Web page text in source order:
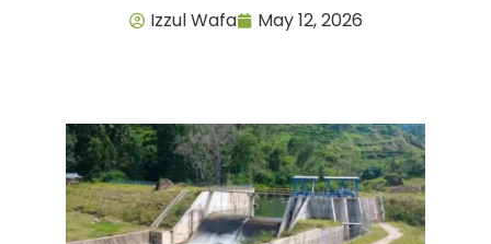
Izzul Wafa May 12, 2026